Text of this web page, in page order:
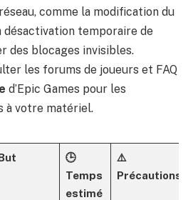
comme la modification du
désactivation temporaire de
des blocages invisibles.
les forums de joueurs et FAQ
d’Epic Games pour les
à votre matériel.
🕒
Temps
estimé
⚠️
Précautions